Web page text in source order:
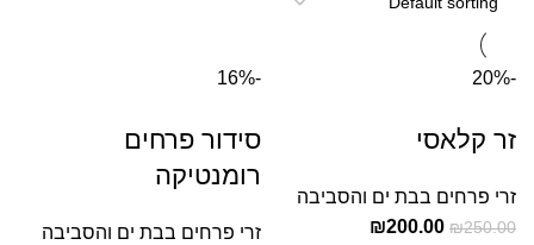
-20%
זר קלאסי
זרי פרחים בבת ים והסביבה
₪250.00
₪200.00
-16%
סידור פרחים
רומנטיקה
זרי פרחים בבת ים והסביבה